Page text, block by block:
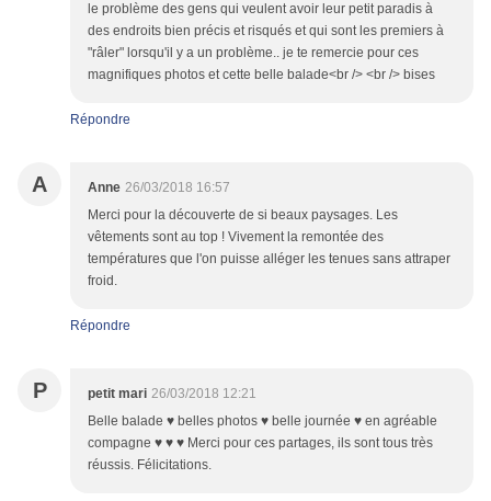
le problème des gens qui veulent avoir leur petit paradis à
des endroits bien précis et risqués et qui sont les premiers à
"râler" lorsqu'il y a un problème.. je te remercie pour ces
magnifiques photos et cette belle balade<br /> <br /> bises
Répondre
A Anne 26/03/2018 16:57
Merci pour la découverte de si beaux paysages. Les
vêtements sont au top ! Vivement la remontée des
températures que l'on puisse alléger les tenues sans attraper
froid.
Répondre
P petit mari 26/03/2018 12:21
Belle balade ♥ belles photos ♥ belle journée ♥ en agréable
compagne ♥ ♥ ♥ Merci pour ces partages, ils sont tous très
réussis. Félicitations.